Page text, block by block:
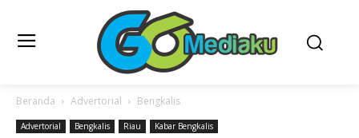
Beranda Advertorial Bengkalis
Advertorial Bengkalis Riau Kabar Bengkalis